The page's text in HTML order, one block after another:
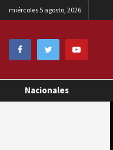
miércoles 5 agosto, 2026
Nacionales